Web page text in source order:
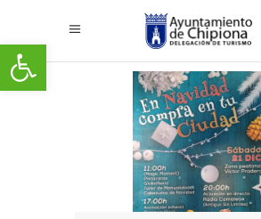
Abrir barra de herramientas